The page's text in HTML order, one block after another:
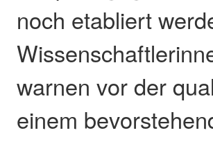
noch etabliert
warnen vor der
einem